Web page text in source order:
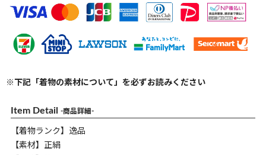
※下記「着物の素材について」を必ずお読みください
Item Detail -商品詳細-
【着物ランク】逸品
【素材】正絹